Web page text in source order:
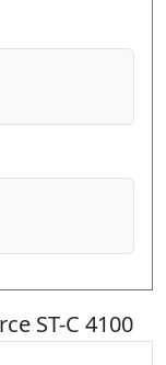
ST-C 4100